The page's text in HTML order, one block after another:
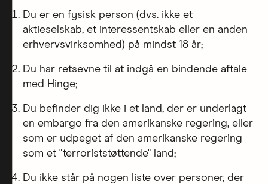
Du er en fysisk person (dvs. ikke et
aktieselskab, et interessentskab eller en anden
erhvervsvirksomhed) på mindst 18 år;
Du har retsevne til at indgå en bindende aftale
med Hinge;
Du befinder dig ikke i et land, der er underlagt
en embargo fra den amerikanske regering, eller
som er udpeget af den amerikanske regering
som et "terroriststøttende" land;
Du ikke står på nogen liste over personer, der